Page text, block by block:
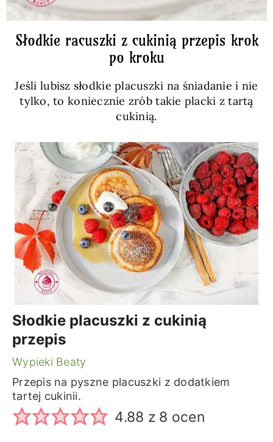
Słodkie racuszki z cukinią przepis krok
po kroku
Jeśli lubisz słodkie placuszki na śniadanie i nie
tylko, to koniecznie zrób takie placki z tartą
cukinią.
Słodkie placuszki z cukinią
przepis
Wypieki Beaty
Przepis na pyszne placuszki z dodatkiem
tartej cukinii.
4.88 z 8 ocen